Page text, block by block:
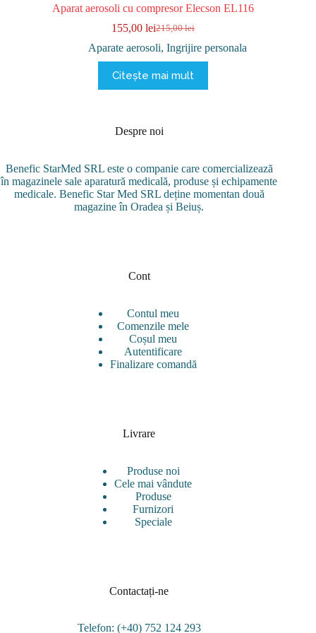
Aparat aerosoli cu compresor Elecson EL116
215,00lei
Prețul
inițial
a
fost:
155,00leiPrețul
curent
este:
155,00 lei.
Aparate aerosoli, Ingrijire personala
Citește mai mult
Despre noi
Benefic StarMed SRL este o companie care comercializează
în magazinele sale aparatură medicală, produse și echipamente
medicale. Benefic Star Med SRL deține momentan două
magazine în Oradea și Beiuș.
Cont
Contul meu
Comenzile mele
Coșul meu
Autentificare
Finalizare comandă
Livrare
Produse noi
Cele mai vândute
Produse
Furnizori
Speciale
Contactați-ne
Telefon: (+40) 752 124 293